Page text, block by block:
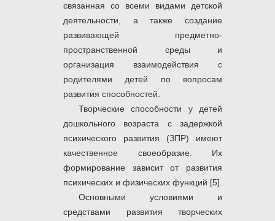
связанная со всеми видами детской
деятельности, а также создание
развивающей предметно-
пространственной среды и
организация взаимодействия с
родителями детей по вопросам
развития способностей.
Творческие способности у детей
дошкольного возраста с задержкой
психического развития (ЗПР) имеют
качественное своеобразие. Их
формирование зависит от развития
психических и физических функций [5].
Основными условиями и
средствами развития творческих